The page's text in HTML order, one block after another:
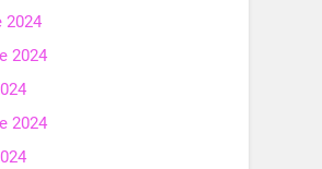
2024
2024
2024